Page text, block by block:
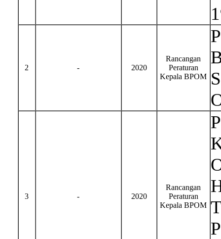
2 - 2020
Rancangan
Peraturan
Kepala BPOM
3 - 2020
Rancangan
Peraturan
Kepala BPOM